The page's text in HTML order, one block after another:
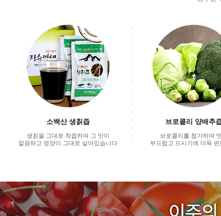
소백산 생칡즙
생칡을 그대로 착즙하여 그 맛이
깔끔하고 영양이 그대로 살아있습니다
브로콜리 양배추
브로콜리를 첨가하여
부드럽고 드시기에 더욱